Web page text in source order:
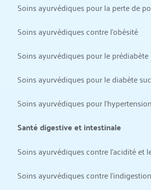
Soins ayurvédiques pour la perte de
Soins ayurvédiques contre l'obésité
Soins ayurvédiques pour le prédiabète
Soins ayurvédiques pour le diabète
Soins ayurvédiques pour l'hypertension
Santé digestive et intestinale
Soins ayurvédiques contre l'acidité et
Soins ayurvédiques contre l'indigestion